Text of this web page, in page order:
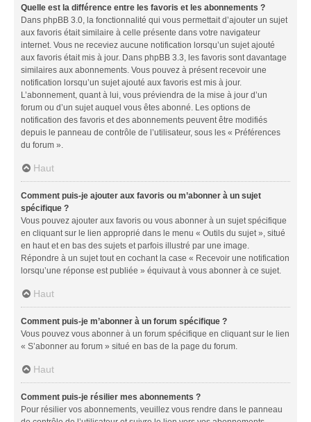
Quelle est la différence entre les favoris et les abonnements ?
Dans phpBB 3.0, la fonctionnalité qui vous permettait d’ajouter un sujet
aux favoris était similaire à celle présente dans votre navigateur
internet. Vous ne receviez aucune notification lorsqu’un sujet ajouté
aux favoris était mis à jour. Dans phpBB 3.3, les favoris sont davantage
similaires aux abonnements. Vous pouvez à présent recevoir une
notification lorsqu’un sujet ajouté aux favoris est mis à jour.
L’abonnement, quant à lui, vous préviendra de la mise à jour d’un
forum ou d’un sujet auquel vous êtes abonné. Les options de
notification des favoris et des abonnements peuvent être modifiés
depuis le panneau de contrôle de l’utilisateur, sous les « Préférences
du forum ».
Haut
Comment puis-je ajouter aux favoris ou m’abonner à un sujet
spécifique ?
Vous pouvez ajouter aux favoris ou vous abonner à un sujet spécifique
en cliquant sur le lien approprié dans le menu « Outils du sujet », situé
en haut et en bas des sujets et parfois illustré par une image.
Répondre à un sujet tout en cochant la case « Recevoir une notification
lorsqu’une réponse est publiée » équivaut à vous abonner à ce sujet.
Haut
Comment puis-je m’abonner à un forum spécifique ?
Vous pouvez vous abonner à un forum spécifique en cliquant sur le lien
« S’abonner au forum » situé en bas de la page du forum.
Haut
Comment puis-je résilier mes abonnements ?
Pour résilier vos abonnements, veuillez vous rendre dans le panneau